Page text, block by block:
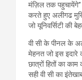
मंज़िल तक
करते हुए अलीगढ
जो यूनिवर्सिटी की
वी सी के पीनल के
मेहनत जो इस इदारे
छात्रों हितों का
सही वी सी का